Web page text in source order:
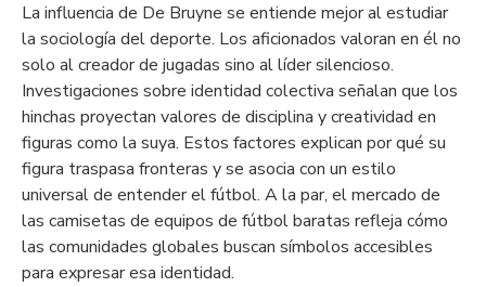
La influencia de De Bruyne se entiende mejor al estudiar
la sociología del deporte. Los aficionados valoran en él no
solo al creador de jugadas sino al líder silencioso.
Investigaciones sobre identidad colectiva señalan que los
hinchas proyectan valores de disciplina y creatividad en
figuras como la suya. Estos factores explican por qué su
figura traspasa fronteras y se asocia con un estilo
universal de entender el fútbol. A la par, el mercado de
las camisetas de equipos de fútbol baratas refleja cómo
las comunidades globales buscan símbolos accesibles
para expresar esa identidad.